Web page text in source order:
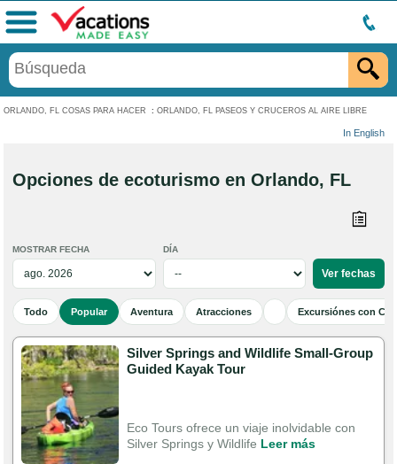
ORLANDO, FL COSAS PARA HACER : ORLANDO, FL PASEOS Y CRUCEROS AL AIRE LIBRE
In English
Menú
Opciones de ecoturismo en Orlando, FL
MOSTRAR FECHA DÍA
Todo Popular Aventura Atracciones Excursiónes con
Silver Springs and Wildlife Small-Group
Guided Kayak Tour
Eco Tours ofrece un viaje inolvidable con
Silver Springs y Wildlife Leer más